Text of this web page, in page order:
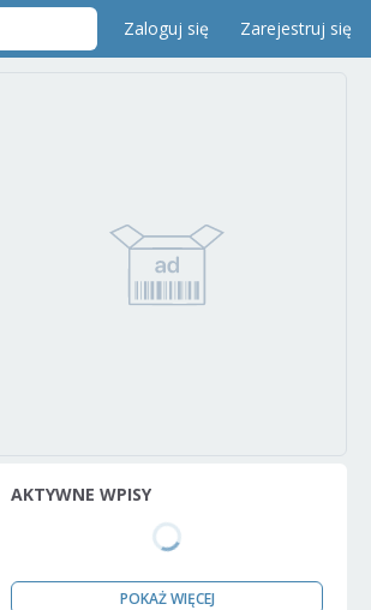
Zaloguj się Zarejestruj się
AKTYWNE WPISY
POKAŻ WIĘCEJ